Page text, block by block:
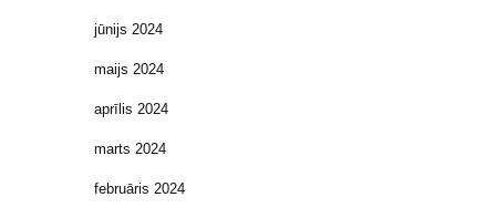
jūnijs 2024
maijs 2024
aprīlis 2024
marts 2024
februāris 2024